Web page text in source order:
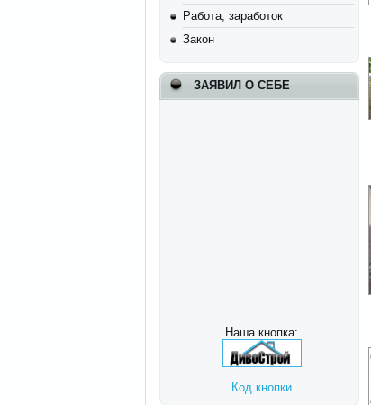
Работа, заработок
Закон
ЗАЯВИЛ О СЕБЕ
Наша кнопка:
Код кнопки